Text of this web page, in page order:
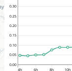
4h 6h 8h 10h
0.00
0.05
0.10
0.15
0.20
0.25
0.30